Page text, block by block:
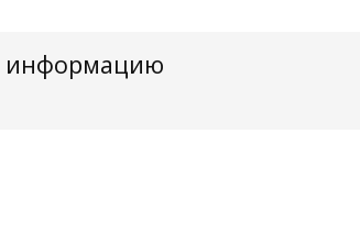
информацию